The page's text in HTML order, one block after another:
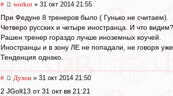
# workоt » 31 окт 2014 21:55
При Федуне 8 тренеров было ( Гунько не считаем).
Четверо русских и четыре иностранца. И что видим?
Рашен тренер гораздо лучше иноземных коучей.
Иностранцы и в зону ЛЕ не попадали, не говоря
Тенденция однако.
# Духон » 31 окт 2014 21:50
2 JGolt13 от 31 окт вв 21:21